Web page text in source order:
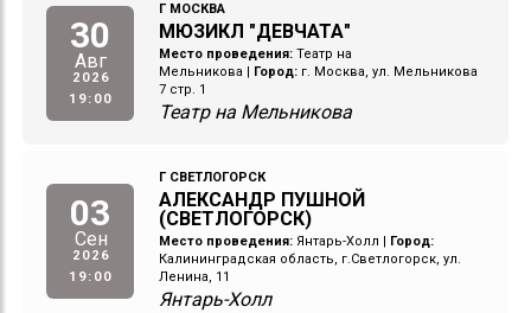
30
Авг
2026
19:00
Г МОСКВА
МЮЗИКЛ "ДЕВЧАТА"
Место проведения: Театр на
Мельникова
Город: г. Москва, ул. Мельникова
7 стр. 1
Театр на Мельникова
03
Сен
2026
19:00
Г СВЕТЛОГОРСК
АЛЕКСАНДР ПУШНОЙ
(СВЕТЛОГОРСК)
Место проведения: Янтарь-Холл
Город:
Калининградская область, г.Светлогорск, ул.
Ленина, 11
Янтарь-Холл